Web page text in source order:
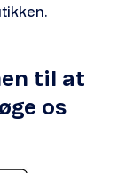
til at
os